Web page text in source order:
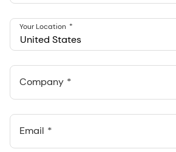
United States
Your Location
Company
Email